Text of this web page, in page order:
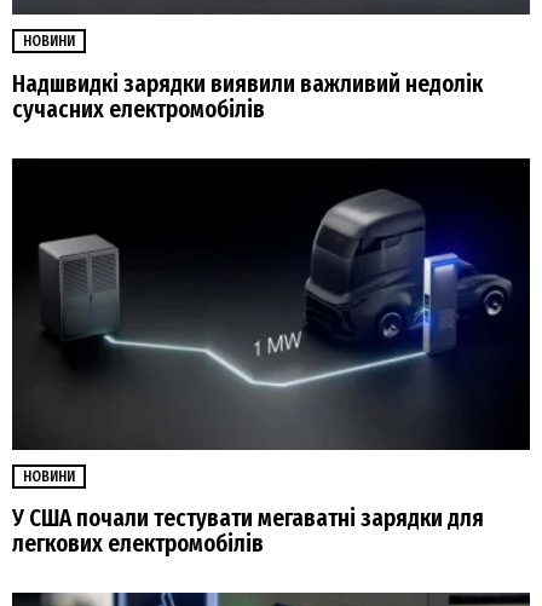
НОВИНИ
Надшвидкі зарядки виявили важливий недолік
сучасних електромобілів
НОВИНИ
У США почали тестувати мегаватні зарядки для
легкових електромобілів